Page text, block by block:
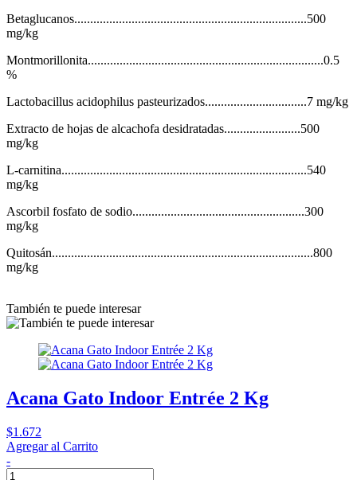
Betaglucanos.........................................................................500
mg/kg
Montmorillonita..........................................................................0.5
%
Lactobacillus acidophilus pasteurizados................................7 mg/kg
Extracto de hojas de alcachofa desidratadas........................500
mg/kg
L-carnitina.............................................................................540
mg/kg
Ascorbil fosfato de sodio......................................................300
mg/kg
Quitosán..................................................................................800
mg/kg
También te puede interesar
Acana Gato Indoor Entrée 2 Kg
$1.672
Agregar al Carrito
-